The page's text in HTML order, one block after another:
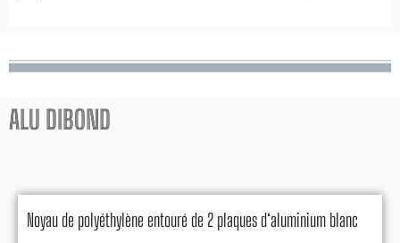
ALU DIBOND
Noyau de polyéthylène entouré de 2 plaques d‘aluminium blanc